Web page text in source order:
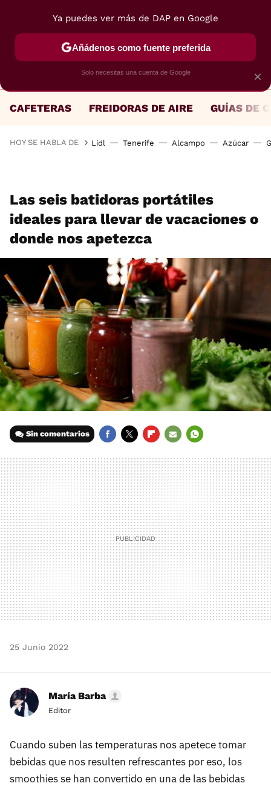
CAFETERAS FREIDORAS DE AIRE GUÍAS DE
HOY SE HABLA DE Lidl Tenerife Alcampo Azúcar
Las seis batidoras portátiles
ideales para llevar de vacaciones o
donde nos apetezca
Sin comentarios
MAIL
25 Junio 2022
María Barba
Editor
Cuando suben las temperaturas nos apetece tomar
bebidas que nos resulten refrescantes por eso, los
smoothies se han convertido en una de las bebidas
×
Ya puedes ver más de DAP en Google
Añádenos como fuente preferida
Solo necesitas una cuenta de Google